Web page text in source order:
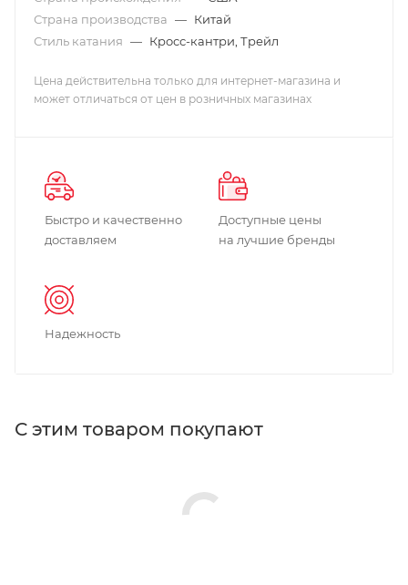
Страна производства — Китай
Стиль катания — Кросс-кантри, Трейл
Цена действительна только для интернет-магазина и
может отличаться от цен в розничных магазинах
Быстро и качественно
доставляем
Доступные цены
на лучшие бренды
Надежность
С этим товаром покупают